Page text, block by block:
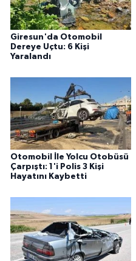
Giresun'da Otomobil
Dereye Uçtu: 6 Kişi
Yaralandı
Otomobil İle Yolcu Otobüsü
Çarpıştı: 1'i Polis 3 Kişi
Hayatını Kaybetti